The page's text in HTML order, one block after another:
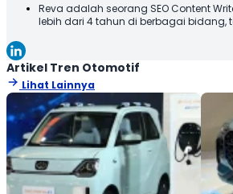
Reva adalah seorang SEO Content
lebih dari 4 tahun di berbagai bidang,
informatif, menarik, dan mudah
Artikel Tren Otomotif
Lihat Lainnya